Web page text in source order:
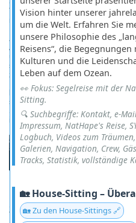
Vision hinter unserer
um die Welt. Erfahren Sie
unsere Philosophie des
Reisens“, die
Kulturen und die
Leben auf dem Ozean.
👀 Fokus: Segelreise mit der
Sitting.
🔍 Suchbegriffe: Kontakt, e-
Impressum, NatHape's Reise,
Logbuch, Videos zum
Galerien, Navigation, Crew,
Tracks, Statistik, vollständige
🏡 House-Sitting –
🏡 Zu den House-Sittings 🔗
(jenes verdrehte Wunderwerk auf
Traumprojekten ein jähes Ende.
noch spektakulärere Entwürfe, die
Aussicht vom Burj Khalifa -
AufEtage 126, etwa auf zwei
über die Wüstenmetropole. Der
schießt uns in Sekunden nach
zu kommen (immerhin will man ja
Preistipp:Wer hier nicht unnötig
schlagen nämlich
zu
Smartphone zücken, schnell
investieren - auf Etage 122, mit
PS : Falls Ihnen in 450 Metern
angeblich sogar einem Boeing-
Der Burj
Die Gebäude in Dubai sind
Aussicht aus
Auf ca. 450 Metern (etwa zwei
2011.12 - Wüstennacht an